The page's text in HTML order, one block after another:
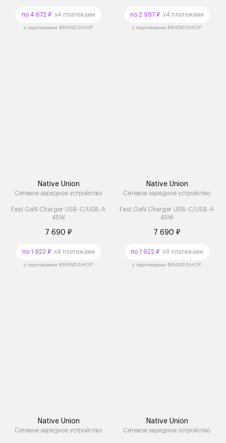
по 4 672 ₽x4 платежами
с партнёрами BRANDSHOP
по 2 997 ₽x4 платежами
с партнёрами BRANDSHOP
Native Union
Сетевое зарядное устройство
Fast GaN Charger USB-C/USB-A
45W
7 690 ₽
по 1 922 ₽x4 платежами
с партнёрами BRANDSHOP
Native Union
Сетевое зарядное устройство
Fast GaN Charger USB-C/USB-A
45W
7 690 ₽
по 1 922 ₽x4 платежами
с партнёрами BRANDSHOP
Native Union
Сетевое зарядное устройство
Native Union
Сетевое зарядное устройство